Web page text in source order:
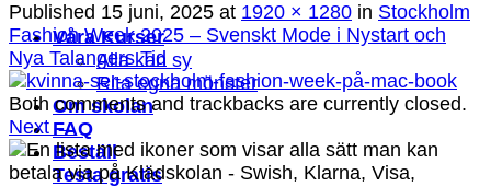
Våra Kurser
Alla kan sy
Rita egna mönster
Om skolan
FAQ
Beställ
Testa gratis
Published 15 juni, 2025 at 1920 × 1280 in Stockholm
Fashion Week 2025 – Svenskt Mode i Nystart och
Nya Talangers Tid
Both comments and trackbacks are currently closed.
Next→